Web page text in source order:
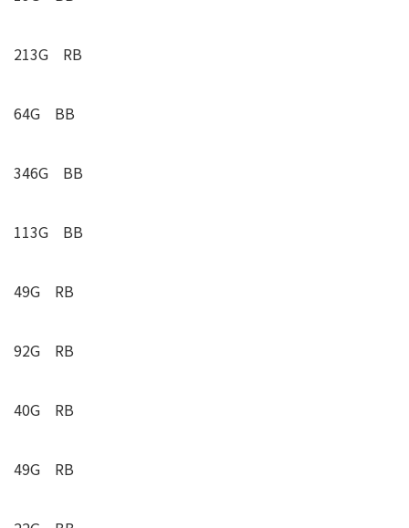
213G RB
64G BB
346G BB
113G BB
49G RB
92G RB
40G RB
49G RB